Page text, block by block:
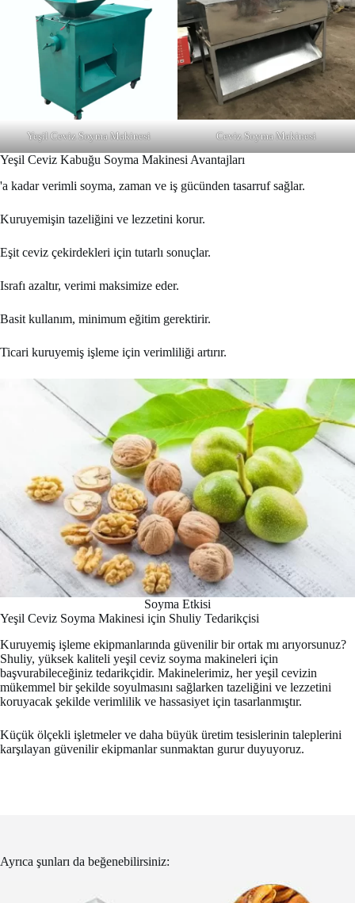
Yeşil Ceviz Soyma Makinesi Ceviz Soyma Makinesi
Yeşil Ceviz Kabuğu Soyma Makinesi Avantajları
'a kadar verimli soyma, zaman ve iş gücünden tasarruf sağlar.
Kuruyemişin tazeliğini ve lezzetini korur.
Eşit ceviz çekirdekleri için tutarlı sonuçlar.
Israfı azaltır, verimi maksimize eder.
Basit kullanım, minimum eğitim gerektirir.
Ticari kuruyemiş işleme için verimliliği artırır.
Soyma Etkisi
Yeşil Ceviz Soyma Makinesi için Shuliy Tedarikçisi
Kuruyemiş işleme ekipmanlarında güvenilir bir ortak mı arıyorsunuz?
Shuliy, yüksek kaliteli yeşil ceviz soyma makineleri için
başvurabileceğiniz tedarikçidir. Makinelerimiz, her yeşil cevizin
mükemmel bir şekilde soyulmasını sağlarken tazeliğini ve lezzetini
koruyacak şekilde verimlilik ve hassasiyet için tasarlanmıştır.
Küçük ölçekli işletmeler ve daha büyük üretim tesislerinin taleplerini
karşılayan güvenilir ekipmanlar sunmaktan gurur duyuyoruz.
Ayrıca şunları da beğenebilirsiniz: